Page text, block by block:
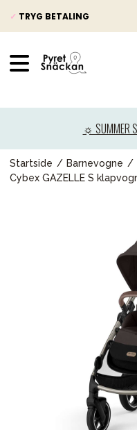
✓ TRYG BETALING
☼ SUMMER
Startside Barnevogne
Cybex GAZELLE S